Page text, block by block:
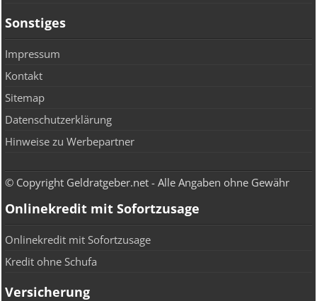
Sonstiges
Impressum
Kontakt
Sitemap
Datenschutzerklärung
Hinweise zu Werbepartner
© Copyright Geldratgeber.net - Alle Angaben ohne Gewähr
Onlinekredit mit Sofortzusage
Onlinekredit mit Sofortzusage
Kredit ohne Schufa
Versicherung